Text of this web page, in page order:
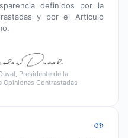
definidos por la
y por el Artículo
Presidente de la
Opiniones Contrastadas